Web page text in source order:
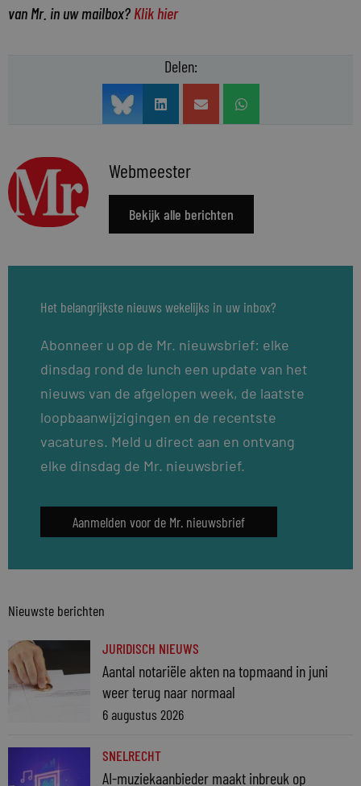
van Mr. in uw mailbox? Klik hier
Delen:
Webmeester
Bekijk alle berichten
Het belangrijkste nieuws wekelijks in uw inbox?
Abonneer u op de Mr. nieuwsbrief: elke
dinsdag rond de lunch een update van het
nieuws van de afgelopen week, de laatste
loopbaanwijzigingen en de recentste
vacatures. Meld u direct aan en ontvang
elke dinsdag de Mr. nieuwsbrief.
Aanmelden voor de Mr. nieuwsbrief
Nieuwste berichten
JURIDISCH NIEUWS
Aantal notariële akten na topmaand in juni
weer terug naar normaal
6 augustus 2026
SNELRECHT
AI-muziekaanbieder maakt inbreuk op